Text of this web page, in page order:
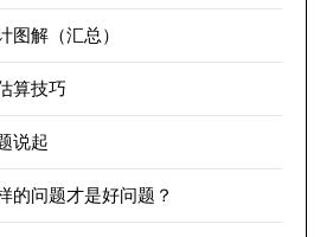
图解（汇总）
算技巧
说起
的问题才是好问题？